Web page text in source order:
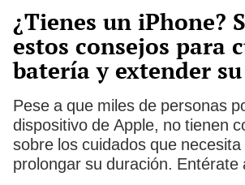
¿Tienes un iPhone?
estos consejos para
batería y extender
Pese a que miles de personas
dispositivo de Apple, no tienen
sobre los cuidados que
prolongar su duración. Entérate